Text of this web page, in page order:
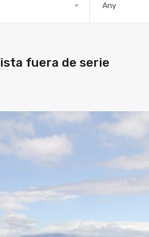
Any
fuera de serie